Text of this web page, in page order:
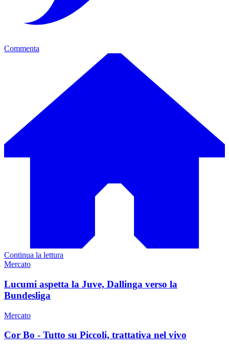
Commenta
Continua la lettura
Mercato
Lucumi aspetta la Juve, Dallinga verso la
Bundesliga
Mercato
Cor Bo - Tutto su Piccoli, trattativa nel vivo